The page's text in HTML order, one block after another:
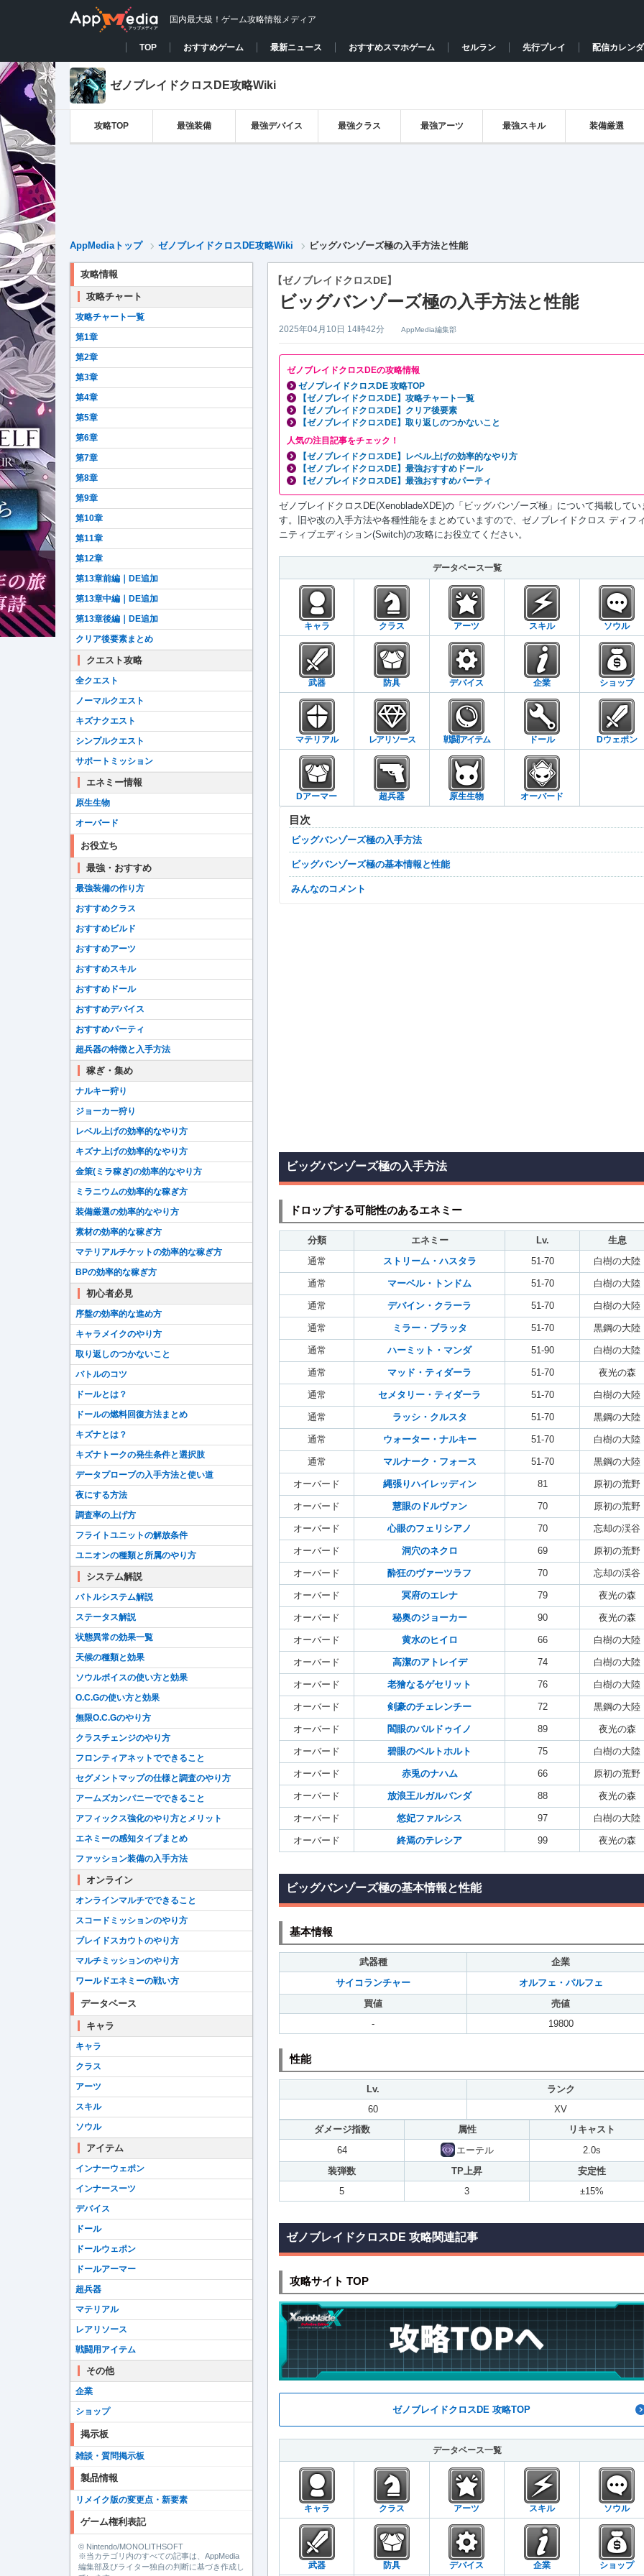
国内最大級！ゲーム攻略情報メディア
TOP おすすめゲーム 最新ニュース おすすめスマホゲーム セルラン 先行プレイ 配信カレン
ゼノブレイドクロスDE攻略Wiki
攻略TOP 最強装備 最強デバイス 最強クラス 最強アーツ 最強スキル 装備厳選
AppMediaトップ ゼノブレイドクロスDE攻略Wiki ビッグバンゾーズ極の入手方法と性能
【ゼノブレイドクロスDE】
ビッグバンゾーズ極の入手方法と性能
2025年04月10日 14時42分 AppMedia編集部
ゼノブレイドクロスDEの攻略情報
ゼノブレイドクロスDE 攻略TOP
【ゼノブレイドクロスDE】攻略チャート一覧
【ゼノブレイドクロスDE】クリア後要素
【ゼノブレイドクロスDE】取り返しのつかないこと
人気の注目記事をチェック！
【ゼノブレイドクロスDE】レベル上げの効率的なやり方
【ゼノブレイドクロスDE】最強おすすめドール
【ゼノブレイドクロスDE】最強おすすめパーティ
ゼノブレイドクロスDE(XenobladeXDE)の「ビッグバンゾーズ極」について掲載してい
す。旧や改の入手方法や各種性能をまとめていますので、ゼノブレイドクロス ディフィ
ニティブエディション(Switch)の攻略にお役立てください。
データベース一覧
キャラ クラス アーツ スキル ソウル
武器 防具 デバイス 企業 ショップ
マテリアル レアリソース 戦闘アイテム ドール Dウェポン
Dアーマー 超兵器 原生生物 オーバード
目次
ビッグバンゾーズ極の入手方法
ビッグバンゾーズ極の基本情報と性能
みんなのコメント
ビッグバンゾーズ極の入手方法
ドロップする可能性のあるエネミー
分類 エネミー Lv.
生息
通常
ストリーム・ハスタラ 51-70 白樹の大陸
通常 マーベル・トンドム 51-70 白樹の大陸
通常 デバイン・クラーラ 51-70 白樹の大陸
通常 ミラー・ブラッタ 51-70 黒鋼の大陸
通常 ハーミット・マンダ 51-90 白樹の大陸
通常 マッド・ティダーラ 51-70 夜光の森
通常 セメタリー・ティダーラ 51-70 白樹の大陸
通常 ラッシ・クルスタ 51-70 黒鋼の大陸
通常 ウォーター・ナルキー 51-70 白樹の大陸
通常 マルナーク・フォース 51-70 黒鋼の大陸
オーバード 縄張りハイレッディン 81 原初の荒野
オーバード 慧眼のドルヴァン 70 原初の荒野
オーバード 心眼のフェリシアノ 70 忘却の渓谷
オーバード 洞穴のネクロ 69 原初の荒野
オーバード 酔狂のヴァーツラフ 70 忘却の渓谷
オーバード 冥府のエレナ 79 夜光の森
オーバード 秘奥のジョーカー 90 夜光の森
オーバード 黄水のヒイロ 66 白樹の大陸
オーバード 高潔のアトレイデ 74 白樹の大陸
オーバード 老獪なるゲセリット 76 白樹の大陸
オーバード 剣豪のチェレンチー 72 黒鋼の大陸
オーバード 閻眼のバルドゥイノ 89 夜光の森
オーバード 碧眼のベルトホルト 75 白樹の大陸
オーバード 赤兎のナハム 66 原初の荒野
オーバード 放浪王ルガルバンダ 88 夜光の森
オーバード 悠妃ファルシス 97 白樹の大陸
オーバード 終焉のテレシア 99 夜光の森
ビッグバンゾーズ極の基本情報と性能
基本情報
武器種
企業
サイコランチャー
オルフェ・パルフェ
買値
売値
-
19800
性能
Lv.
ランク
60
XV
ダメージ指数
属性
リキャスト
64
エーテル
2.0s
装弾数
TP上昇
安定性
5
3 ±15%
ゼノブレイドクロスDE 攻略関連記事
攻略サイト TOP
ゼノブレイドクロスDE 攻略TOP
データベース一覧
キャラ クラス アーツ スキル ソウル
武器 防具 デバイス 企業 ショップ
攻略情報
攻略チャート
攻略チャート一覧
第1章
第2章
第3章
第4章
第5章
第6章
第7章
第8章
第9章
第10章
第11章
第12章
第13章前編｜DE追加
第13章中編｜DE追加
第13章後編｜DE追加
クリア後要素まとめ
クエスト攻略
全クエスト
ノーマルクエスト
キズナクエスト
シンプルクエスト
サポートミッション
エネミー情報
原生生物
オーバード
お役立ち
最強・おすすめ
最強装備の作り方
おすすめクラス
おすすめビルド
おすすめアーツ
おすすめスキル
おすすめドール
おすすめデバイス
おすすめパーティ
超兵器の特徴と入手方法
稼ぎ・集め
ナルキー狩り
ジョーカー狩り
レベル上げの効率的なやり方
キズナ上げの効率的なやり方
金策(ミラ稼ぎ)の効率的なやり方
ミラニウムの効率的な稼ぎ方
装備厳選の効率的なやり方
素材の効率的な稼ぎ方
マテリアルチケットの効率的な稼ぎ方
BPの効率的な稼ぎ方
初心者必見
序盤の効率的な進め方
キャラメイクのやり方
取り返しのつかないこと
バトルのコツ
ドールとは？
ドールの燃料回復方法まとめ
キズナとは？
キズナトークの発生条件と選択肢
データプローブの入手方法と使い道
夜にする方法
調査率の上げ方
フライトユニットの解放条件
ユニオンの種類と所属のやり方
システム解説
バトルシステム解説
ステータス解説
状態異常の効果一覧
天候の種類と効果
ソウルボイスの使い方と効果
O.C.Gの使い方と効果
無限O.C.Gのやり方
クラスチェンジのやり方
フロンティアネットでできること
セグメントマップの仕様と調査のやり方
アームズカンパニーでできること
アフィックス強化のやり方とメリット
エネミーの感知タイプまとめ
ファッション装備の入手方法
オンライン
オンラインマルチでできること
スコードミッションのやり方
ブレイドスカウトのやり方
マルチミッションのやり方
ワールドエネミーの戦い方
データベース
キャラ
キャラ
クラス
アーツ
スキル
ソウル
アイテム
インナーウェポン
インナースーツ
デバイス
ドール
ドールウェポン
ドールアーマー
超兵器
マテリアル
レアリソース
戦闘用アイテム
その他
企業
ショップ
掲示板
雑談・質問掲示板
製品情報
リメイク版の変更点・新要素
ゲーム権利表記
© Nintendo/MONOLITHSOFT
※当カテゴリ内のすべての記事は、AppMedia
編集部及びライター独自の判断に基づき作成し